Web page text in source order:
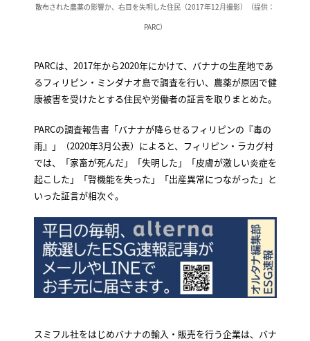
散布された農薬の影響か、右目を失明した住民（2017年12月撮影）（提供：
PARC）
PARCは、2017年から2020年にかけて、バナナの生産地であ
るフィリピン・ミンダナオ島で調査を行い、農薬が原因で健
康被害を受けたとする住民や労働者の証言を取りまとめた。
PARCの調査報告書「バナナが降らせるフィリピンの『毒の
雨』」（2020年3月公表）によると、フィリピン・ラカグ村
では、「家畜が死んだ」「失明した」「皮膚が激しい炎症を
起こした」「腎機能を失った」「出産異常につながった」と
いった証言が相次ぐ。
スミフル社をはじめバナナの輸入・販売を行う企業は、バナ